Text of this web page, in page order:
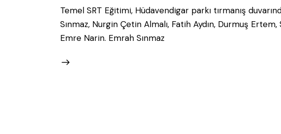
Temel SRT Eğitimi, Hüdavendigar parkı tırmanış
Sınmaz, Nurgin Çetin Almalı, Fatih Aydın, Durmuş
Emre Narin. Emrah Sınmaz